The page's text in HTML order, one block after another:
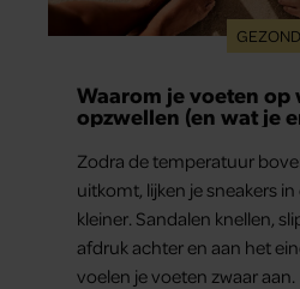
GEZOND
Waarom je voeten op
opzwellen (en wat je
Zodra de temperatuur
uitkomt, lijken je sneakers
kleiner. Sandalen knellen,
afdruk achter en aan het
voelen je voeten zwaar aan.